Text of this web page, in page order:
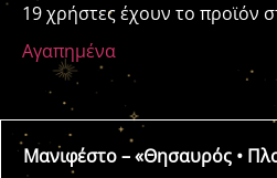
19 χρήστες έχουν το προϊόν
Αγαπημένα
Μανιφέστο – «Θησαυρός •